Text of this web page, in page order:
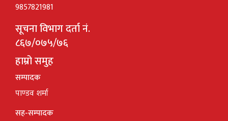
9857821981
सूचना विभाग दर्ता नं.
८६७/०७५/७६
हाम्रो समुह
सम्पादक
पाण्डव शर्मा
सह-सम्पादक